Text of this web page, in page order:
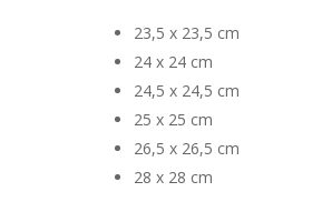
23,5 x 23,5 cm
24 x 24 cm
24,5 x 24,5 cm
25 x 25 cm
26,5 x 26,5 cm
28 x 28 cm